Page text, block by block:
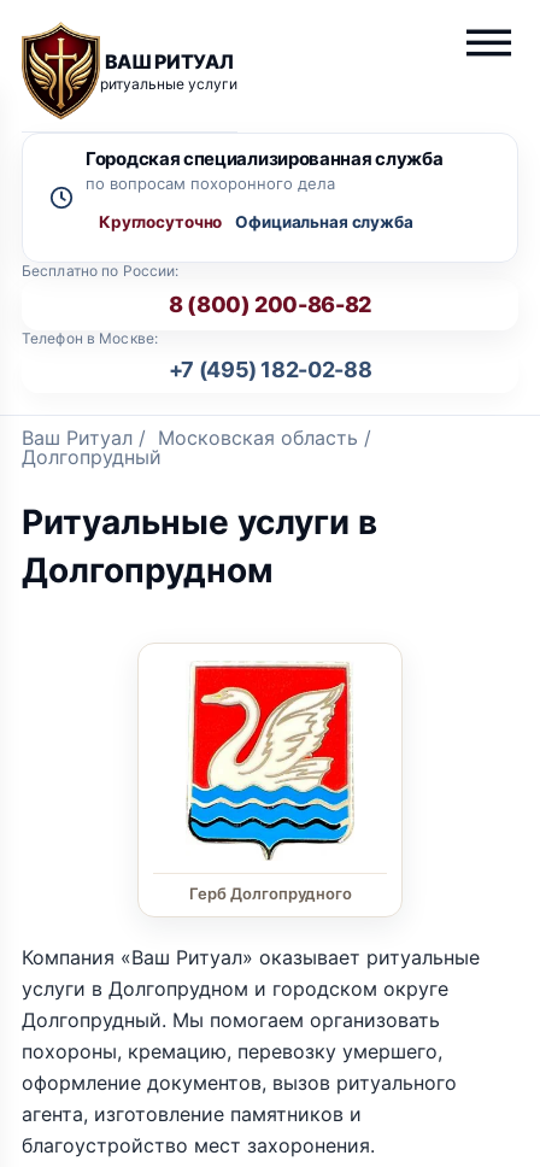
ВАШ РИТУАЛ
ритуальные услуги
Бесплатно по России:
8 (800) 200-86-82
Телефон в Москве:
+7 (495) 182-02-88
Городская специализированная служба
по вопросам похоронного дела
Круглосуточно
Ваш Ритуал / Московская область /
Долгопрудный
Ритуальные услуги в
Долгопрудном
Герб Долгопрудного
Компания «Ваш Ритуал» оказывает ритуальные
услуги в Долгопрудном и городском округе
Долгопрудный. Мы помогаем организовать
похороны, кремацию, перевозку умершего,
оформление документов, вызов ритуального
агента, изготовление памятников и
благоустройство мест захоронения.